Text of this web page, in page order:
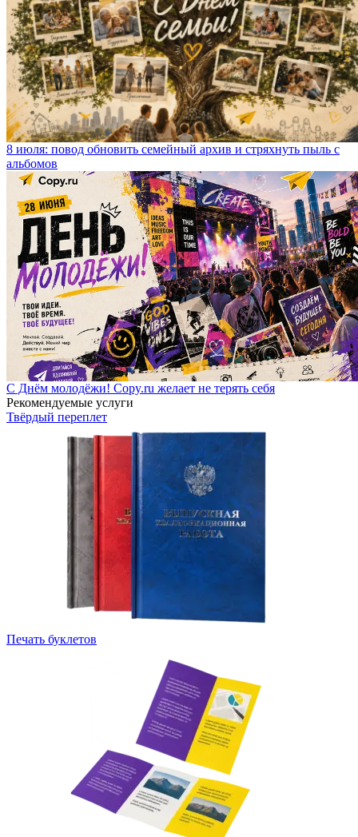
8 июля: повод обновить семейный архив и стряхнуть пыль с
альбомов
С Днём молодёжи! Copy.ru желает не терять себя
Рекомендуемые услуги
Твёрдый переплет
Печать буклетов